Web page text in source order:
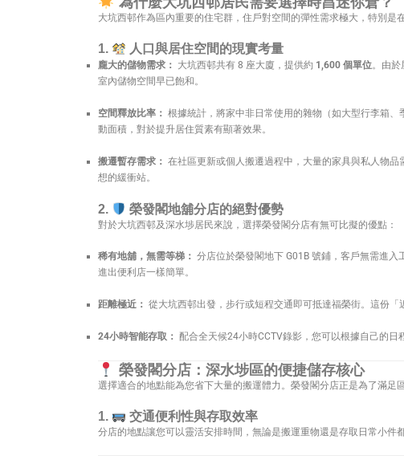
大坑西邨作為區內重要的住宅群，住戶對空間的彈性需求極大，特別是
1. 人口與居住空間的現實考量
龐大的儲物需求： 大坑西邨共有 8 座大廈，提供約 1,600 個單位。由於
室內儲物空間早已飽和。
空間釋放比率： 根據統計，將家中非日常使用的雜物（如大型行李箱、
動面積，對於提升居住質素有顯著效果。
搬遷暫存需求： 在社區更新或個人搬遷過程中，大量的家具與私人物品
想的緩衝站。
2. 榮發閣地舖分店的絕對優勢
對於大坑西邨及深水埗居民來說，選擇榮發閣分店有無可比擬的優點：
稀有地舖，無需等梯： 分店位於榮發閣地下 G01B 號鋪，客戶無需進入
進出便利店一樣簡單。
距離極近： 從大坑西邨出發，步行或短程交通即可抵達福榮街。這份「
24小時智能存取： 配合全天候24小時CCTV錄影，您可以根據自己的日
榮發閣分店：深水埗區的便捷儲存核心
選擇適合的地點能為您省下大量的搬運體力。榮發閣分店正是為了滿足
1. 交通便利性與存取效率
分店的地點讓您可以靈活安排時間，無論是搬運重物還是存取日常小件